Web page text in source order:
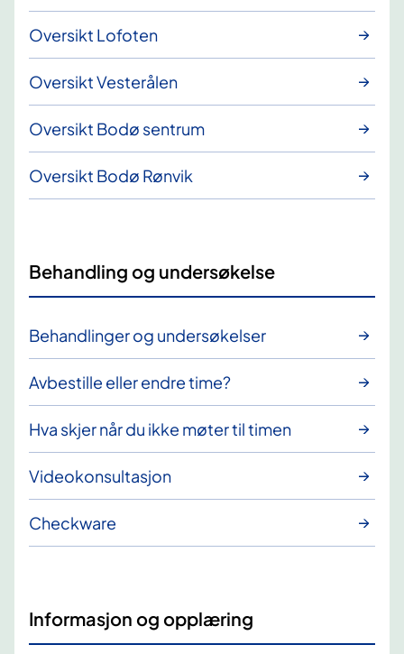
Oversikt Lofoten
Oversikt Vesterålen
Oversikt Bodø sentrum
Oversikt Bodø Rønvik
Behandling og undersøkelse
Behandlinger og undersøkelser
Avbestille eller endre time?
Hva skjer når du ikke møter til timen
Videokonsultasjon
Checkware
Informasjon og opplæring